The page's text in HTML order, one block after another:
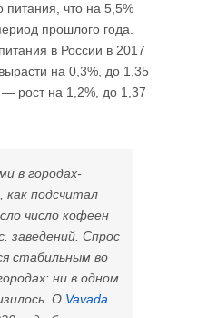
питания, что на 5,5%
прошлого года.
в России в 2017
на 0,3%, до 1,35
— рост на 1,2%, до 1,37
в городах-
как подсчитал
число кофеен
заведений. Спрос
стабильным во
ни в одном
О Vavada